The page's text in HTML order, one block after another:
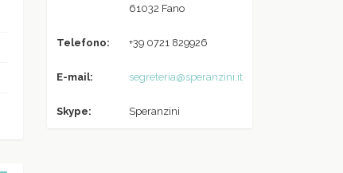
61032 Fano
Telefono: +39 0721 829926
E-mail: segreteria@speranzini.it
Skype: Speranzini